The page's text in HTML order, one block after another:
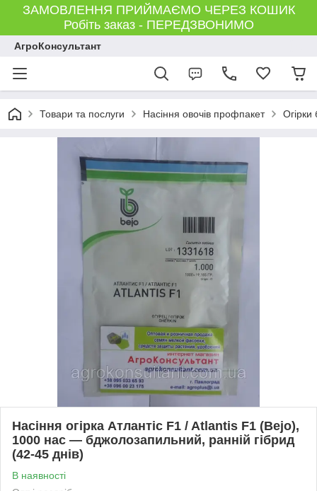
ЗАМОВЛЕННЯ ПРИЙМАЄМО ЧЕРЕЗ КОШИК
Робіть заказ - ПЕРЕДЗВОНИМО
АгроКонсультант
Товари та послуги Насіння овочів профпакет Огірки
Насіння огірка Атлантіс F1 / Atlantis F1 (Bejo),
1000 нас — бджолозапильний, ранній гібрид
(42-45 днів)
В наявності